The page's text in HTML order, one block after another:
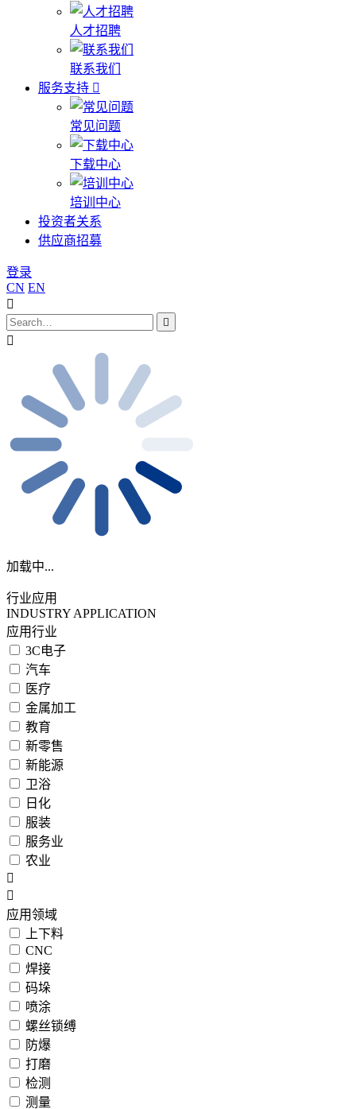
人才招聘
联系我们
服务支持
常见问题
下载中心
培训中心
投资者关系
供应商招募
登录
CN EN
加载中...
行业应用
INDUSTRY APPLICATION
应用行业
3C电子
汽车
医疗
金属加工
教育
新零售
新能源
卫浴
日化
服装
服务业
农业
应用领域
上下料
CNC
焊接
码垛
喷涂
螺丝锁缚
防爆
打磨
检测
测量